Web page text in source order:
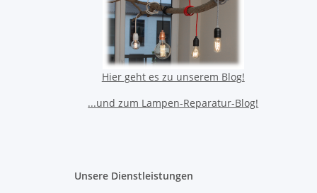
Hier geht es zu unserem Blog!
...und zum Lampen-Reparatur-Blog!
Unsere Dienstleistungen